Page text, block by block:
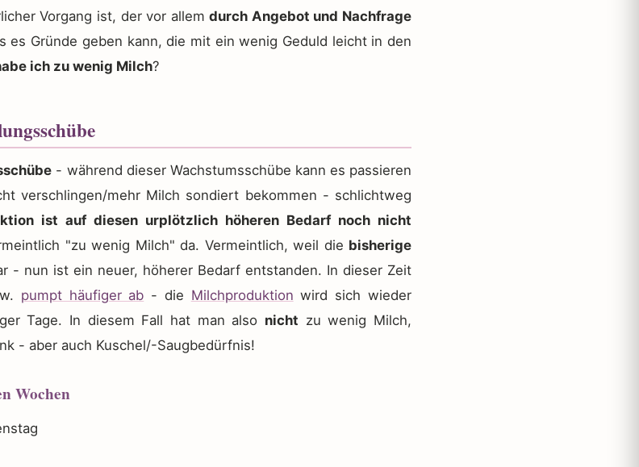
Vorgang ist, der vor allemdurch Angebot und Nachfrage
es Gründe geben kann, die mit ein wenig Geduld leicht in den
ich zu wenig Milch?
- während dieser Wachstumsschübe kann es passieren
verschlingen/mehr Milch sondiert bekommen - schlichtweg
ist auf diesen urplötzlich höheren Bedarf noch nicht
"zu wenig Milch" da. Vermeintlich, weil die bisherige
- nun ist ein neuer, höherer Bedarf entstanden. In dieser Zeit
pumpt häufiger ab - die Milchproduktion wird sich wieder
Tage. In diesem Fall hat man also nicht zu wenig Milch,
- aber auch Kuschel/-Saugbedürfnis!
Wochen